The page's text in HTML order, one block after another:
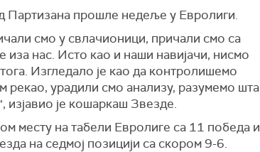
Партизана прошле недеље у Евролиги.
смо у свлачионици, причали смо са
иза нас. Исто као и наши навијачи, нисмо
Изгледало је као да контролишемо
рекао, урадили смо анализу, разумемо шта
је кошаркаш Звезде.
месту на табели Евролиге са 11 победа и
на седмој позицији са скором 9-6.